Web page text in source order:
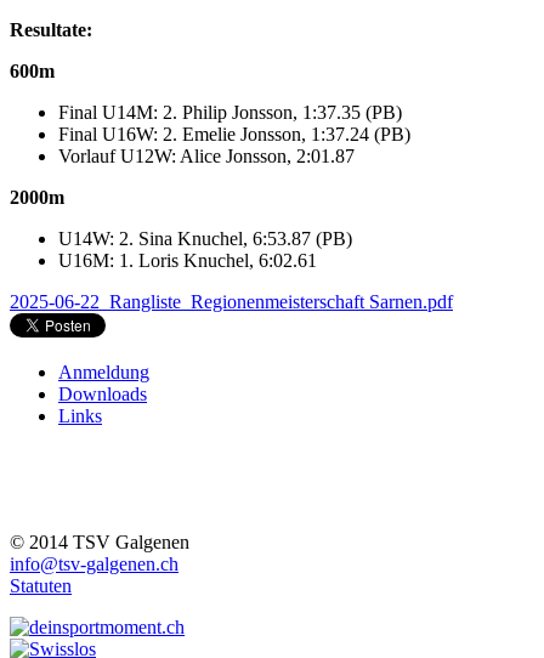
Resultate:
600m
Final U14M: 2. Philip Jonsson, 1:37.35 (PB)
Final U16W: 2. Emelie Jonsson, 1:37.24 (PB)
Vorlauf U12W: Alice Jonsson, 2:01.87
2000m
U14W: 2. Sina Knuchel, 6:53.87 (PB)
U16M: 1. Loris Knuchel, 6:02.61
2025-06-22_Rangliste_Regionenmeisterschaft Sarnen.pdf
Anmeldung
Downloads
Links
© 2014 TSV Galgenen
info@tsv-galgenen.ch
Statuten